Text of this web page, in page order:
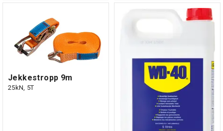
Jekkestropp 9m
25kN, 5T